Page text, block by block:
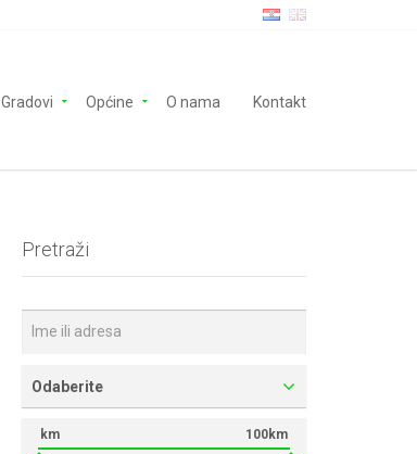
Gradovi Općine O nama Kontakt
Pretraži
Odaberite
km 100km